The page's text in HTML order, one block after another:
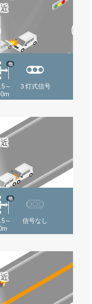
～
他
３灯式信号
～
他
信号なし